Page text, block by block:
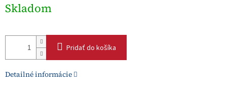
cena:
Skladom
Pridať do košíka
Detailné informácie